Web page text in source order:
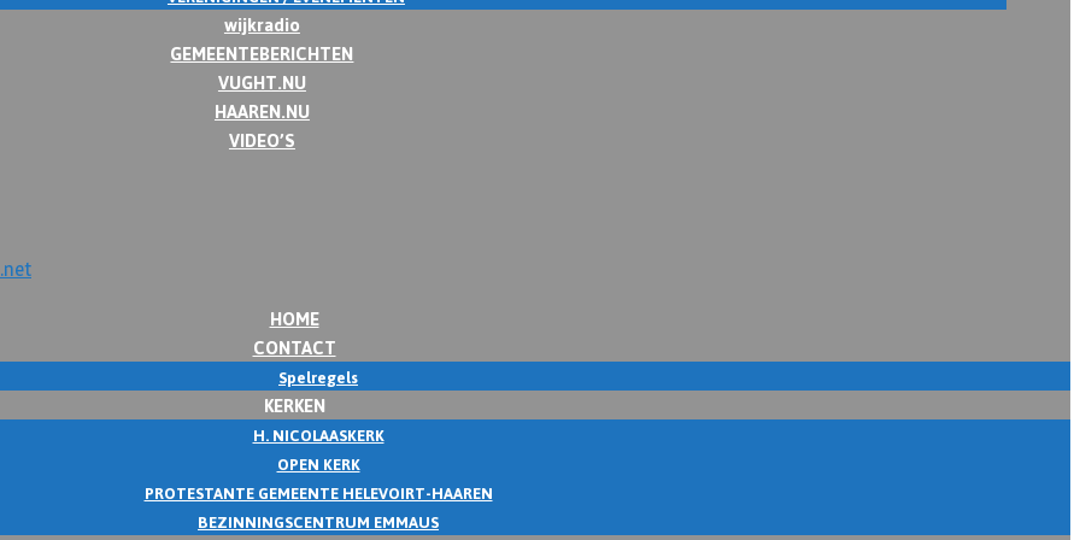
wijkradio
GEMEENTEBERICHTEN
VUGHT.NU
HAAREN.NU
VIDEO’S
HOME
CONTACT
Spelregels
KERKEN
H. NICOLAASKERK
OPEN KERK
PROTESTANTE GEMEENTE HELEVOIRT-HAAREN
BEZINNINGSCENTRUM EMMAUS